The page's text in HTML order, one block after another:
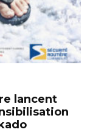
lancent